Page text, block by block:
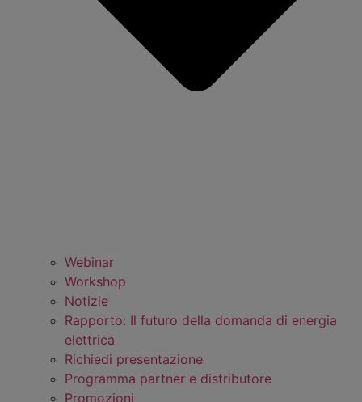
Webinar
Workshop
Notizie
Rapporto: Il futuro della domanda di energia
elettrica
Richiedi presentazione
Programma partner e distributore
Promozioni